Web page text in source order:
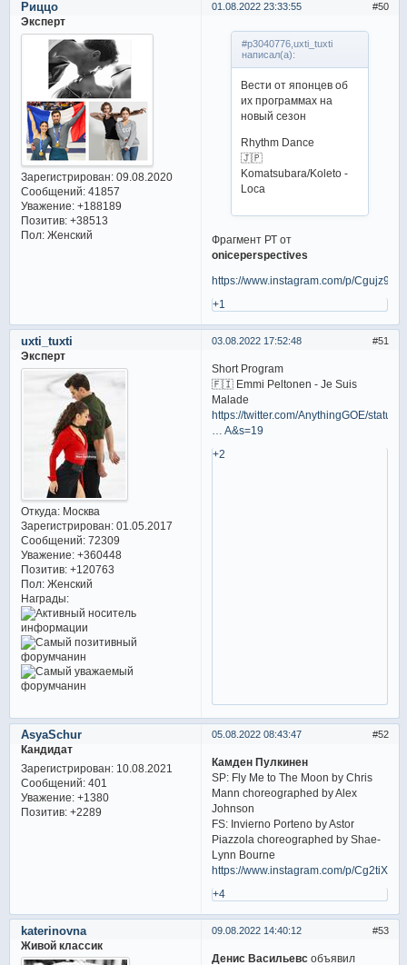
50
01.08.2022 23:33:55
Риццо
Эксперт
Зарегистрирован: 09.08.2020
Сообщений:41857
Уважение: +188189
Позитив: +38513
Пол:Женский
#p3040776,uxti_tuxti
написал(а):
Вести от японцев об
их программах на
новый сезон
Rhythm Dance
🇯🇵
Komatsubara/Koleto -
Loca
Фрагмент РТ от
oniceperspectives
https://www.instagram.com/p/
+1
51
03.08.2022 17:52:48
uxti_tuxti
Эксперт
Откуда:Москва
Зарегистрирован: 01.05.2017
Сообщений:72309
Уважение: +360448
Позитив: +120763
Пол:Женский
Награды:
Short Program
🇫🇮 Emmi Peltonen - Je Suis
Malade
https://twitter.com/AnythingGOE/status/
… A&s=19
+2
52
05.08.2022 08:43:47
AsyaSchur
Кандидат
Зарегистрирован: 10.08.2021
Сообщений:401
Уважение: +1380
Позитив: +2289
Камден Пулкинен
SP: Fly Me to The Moon by Chris
Mann choreographed by Alex
Johnson
FS: Invierno Porteno by Astor
Piazzola choreographed by Shae-
Lynn Bourne
https://www.instagram.com/p/
+4
53
09.08.2022 14:40:12
katerinovna
Живой классик
Денис Васильевс объявил